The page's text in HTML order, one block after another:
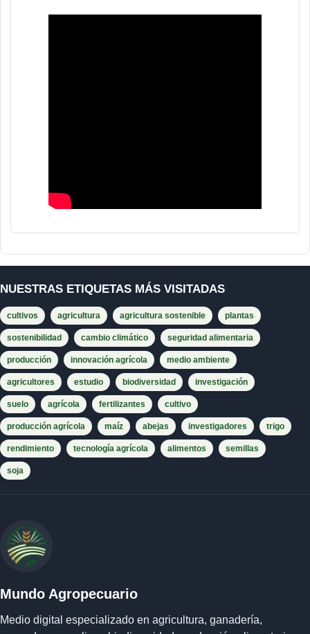
NUESTRAS ETIQUETAS MÁS VISITADAS
cultivos agricultura agricultura sostenible plantas
sostenibilidad cambio climático seguridad alimentaria
producción innovación agrícola medio ambiente
agricultores estudio biodiversidad investigación
suelo agrícola fertilizantes cultivo
producción agrícola maíz abejas investigadores trigo
rendimiento tecnología agrícola alimentos semillas
soja
Mundo Agropecuario
Medio digital especializado en agricultura, ganadería,